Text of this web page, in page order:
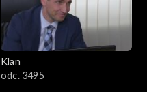
Klan
odc. 3495